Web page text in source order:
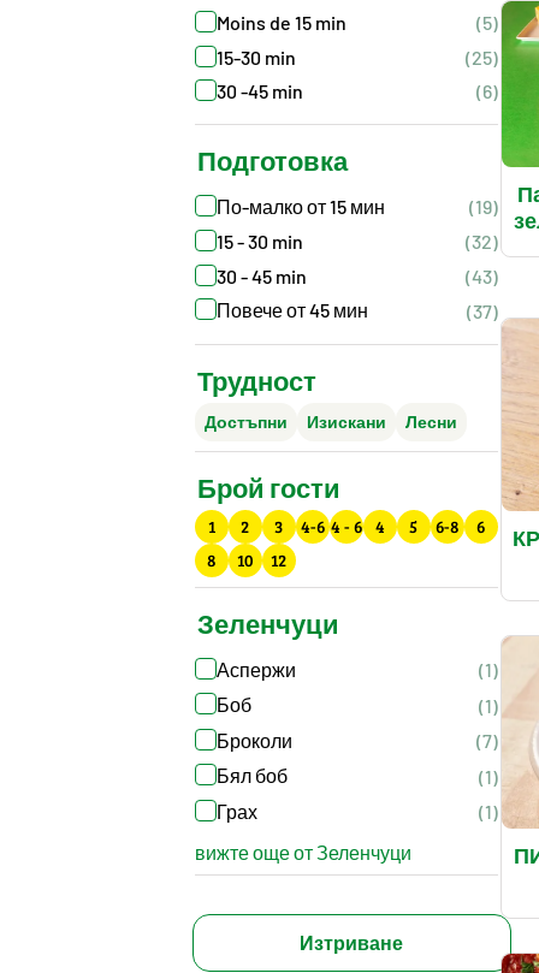
Moins de 15 min
(5)
15-30 min
(25)
30 -45 min
(6)
Подготовка
По-малко от 15 мин
(19)
15 - 30 min
(32)
30 - 45 min
(43)
Повече от 45 мин
(37)
Трудност
Достъпни Изискани Лесни
Брой гости
1 2 3 4-6 4 - 6 4 5 6-8
6
8
10 12
Зеленчуци
Аспержи
(1)
Боб
(1)
Броколи
(7)
Бял боб
(1)
Грах
(1)
вижте още от Зеленчуци
Изтриване